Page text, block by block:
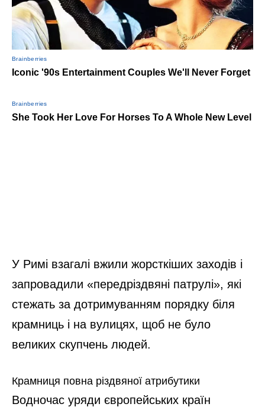
У Римі взагалі вжили жорсткіших заходів і
запровадили «передріздвяні патрулі», які
стежать за дотримуванням порядку біля
крамниць і на вулицях, щоб не було
великих скупчень людей.
Крамниця повна різдвяної атрибутики
Водночас уряди європейських країн